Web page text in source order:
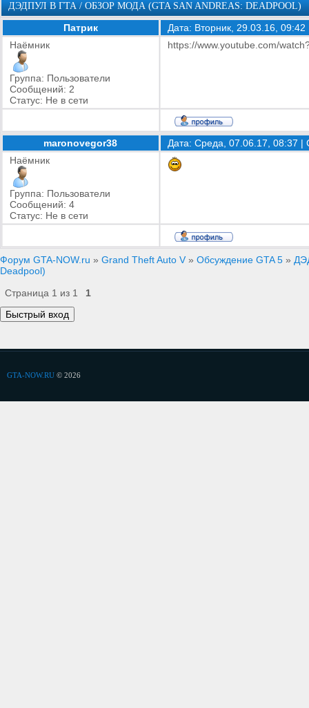
ДЭДПУЛ В ГТА / ОБЗОР МОДА (GTA SAN ANDREAS: DEADPOOL)
Патрик
Дата: Вторник, 29.03.16,
Наёмник
Группа: Пользователи
Сообщений: 2
Статус: Не в сети
https://www.youtube.com/
maronovegor38
Дата: Среда, 07.06.17, 08:37
Наёмник
Группа: Пользователи
Сообщений: 4
Статус: Не в сети
Форум GTA-NOW.ru » Grand Theft Auto V » Обсуждение GTA 5 »
Deadpool)
Страница 1 из 1 1
GTA-NOW.RU © 2026